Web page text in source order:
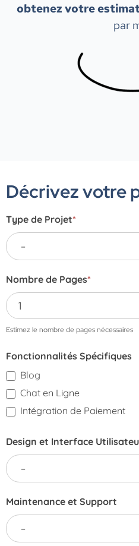
obtenez votre
par
Coût
Développement
Décrivez votre
Type de Projet*
Nombre de Pages*
Estimez le nombre de pages nécessaires
Fonctionnalités Spécifiques
Blog
Chat en Ligne
Intégration de Paiement
Design et Interface
Maintenance et Support